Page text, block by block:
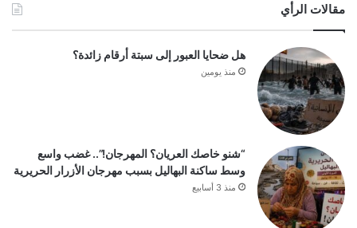
مقالات الرأي
هل ضحايا العبور إلى سبتة أرقام زائدة؟
منذ يومين
“شنو خاصك العريان؟ المهرجان!”.. غضب واسع
وسط ساكنة البهاليل بسبب مهرجان الأزرار الحريرية
منذ 3 أسابيع